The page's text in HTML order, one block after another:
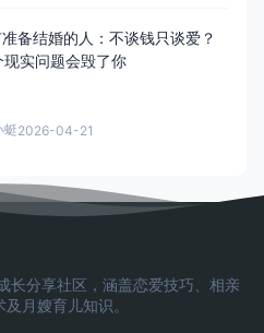
备结婚的人：不谈钱只谈爱？
现实问题会毁了你
蜓2026-04-21
长分享社区，涵盖恋爱技巧、相亲
月嫂育儿知识。